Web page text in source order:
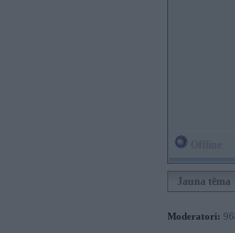
Jauna tēma
Moderatori: